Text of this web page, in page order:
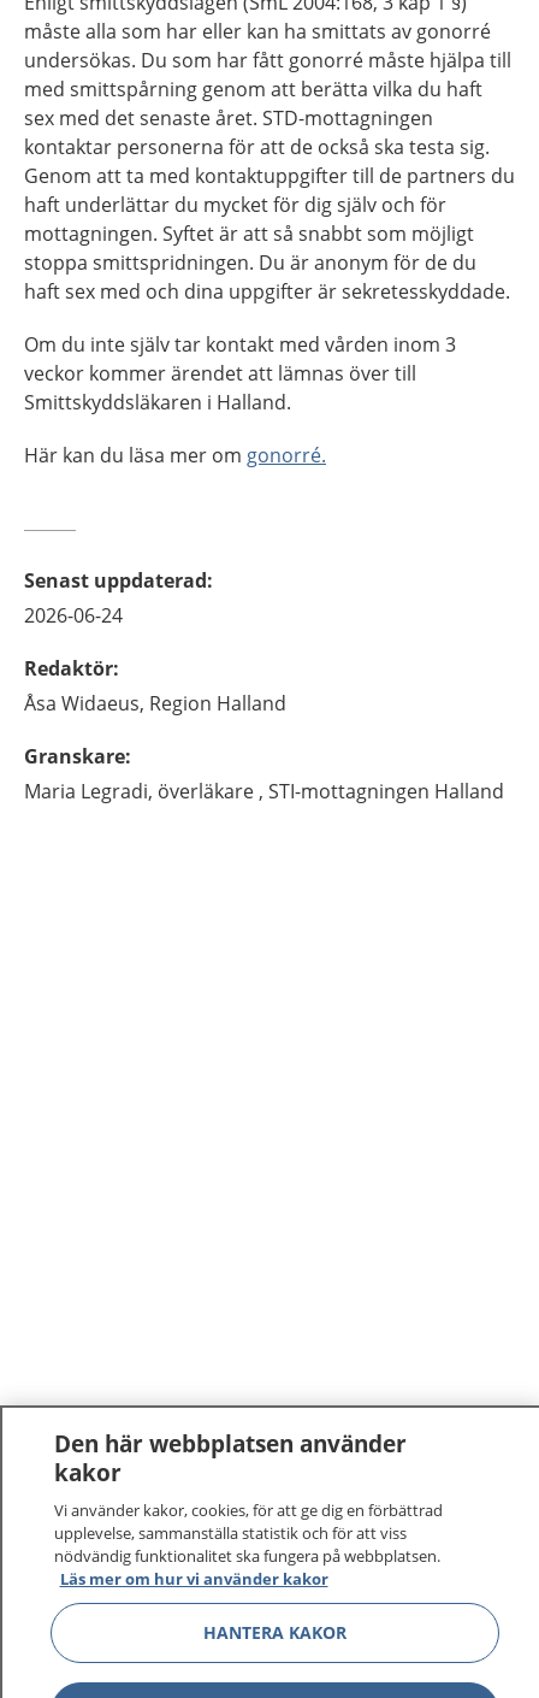
måste alla som har eller kan ha smittats av gonorré
undersökas. Du som har fått gonorré måste hjälpa till
med smittspårning genom att berätta vilka du haft
sex med det senaste året. STD-mottagningen
kontaktar personerna för att de också ska testa sig.
Genom att ta med kontaktuppgifter till de partners du
haft underlättar du mycket för dig själv och för
mottagningen. Syftet är att så snabbt som möjligt
stoppa smittspridningen. Du är anonym för de du
haft sex med och dina uppgifter är sekretesskyddade.
Om du inte själv tar kontakt med vården inom 3
veckor kommer ärendet att lämnas över till
Smittskyddsläkaren i Halland.
Här kan du läsa mer om gonorré.
Senast uppdaterad:
2026-06-24
Redaktör:
Åsa Widaeus, Region Halland
Granskare:
Maria Legradi, överläkare , STI-mottagningen Halland
1177 –tryggt om din hälsa och vård
På 1177.se får du råd om hälsa och information om
sjukdomar och vilka mottagningar du kan kontakta.
Logga in för att läsa din journal och göra dina
vårdärenden. Ring telefonnummer 1177 för
sjukvårdsrådgivning dygnet runt.
1177 ger dig råd när du vill må bättre.
Den här webbplatsen använder
kakor
Vi använder kakor, cookies, för att ge dig en förbättrad
upplevelse, sammanställa statistik och för att viss
nödvändig funktionalitet ska fungera på webbplatsen.
Läs mer om hur vi använder kakor
HANTERA KAKOR